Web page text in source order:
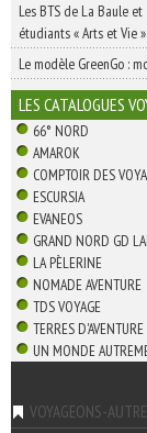
Les BTS de La Baule
étudiants « Arts et Vie »
Le modèle GreenGo :
LES CATALOGUES
66° NORD
AMAROK
COMPTOIR DES
ESCURSIA
EVANEOS
GRAND NORD GD
LA PÈLERINE
NOMADE AVENTURE
TDS VOYAGE
TERRES D'AVENTURE
UN MONDE
VOYAGEONS-